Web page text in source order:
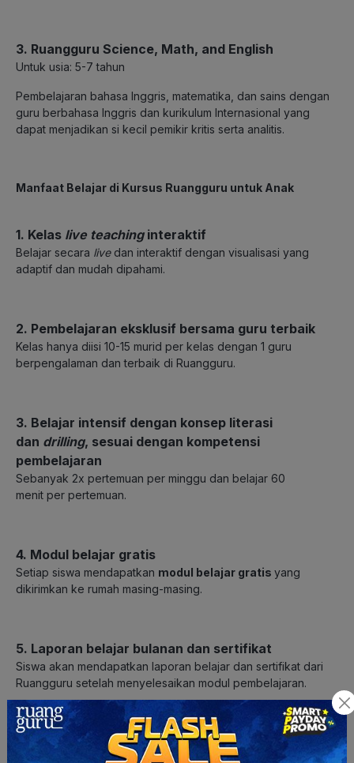
3. Ruangguru Science, Math, and English
Untuk usia: 5-7 tahun
Pembelajaran bahasa Inggris, matematika, dan sains dengan
guru berbahasa Inggris dan kurikulum Internasional yang
dapat menjadikan si kecil pemikir kritis serta analitis.
Manfaat Belajar di Kursus Ruangguru untuk Anak
1. Kelas live teachinginteraktif
Belajar secara live dan interaktif dengan visualisasi yang
adaptif dan mudah dipahami.
2. Pembelajaran eksklusif bersama guru terbaik
Kelas hanya diisi 10-15 murid per kelas dengan 1 guru
berpengalaman dan terbaik di Ruangguru.
3. Belajar intensif dengan konsep literasi
dan drilling, sesuai dengan kompetensi
pembelajaran
Sebanyak 2x pertemuan per minggu dan belajar 60
menit per pertemuan.
4. Modul belajar gratis
Setiap siswa mendapatkan modul belajar gratis yang
dikirimkan ke rumah masing-masing.
5. Laporan belajar bulanan dan sertifikat
Siswa akan mendapatkan laporan belajar dan sertifikat dari
Ruangguru setelah menyelesaikan modul pembelajaran.
Biaya Belajar di Kursus Ruangguru